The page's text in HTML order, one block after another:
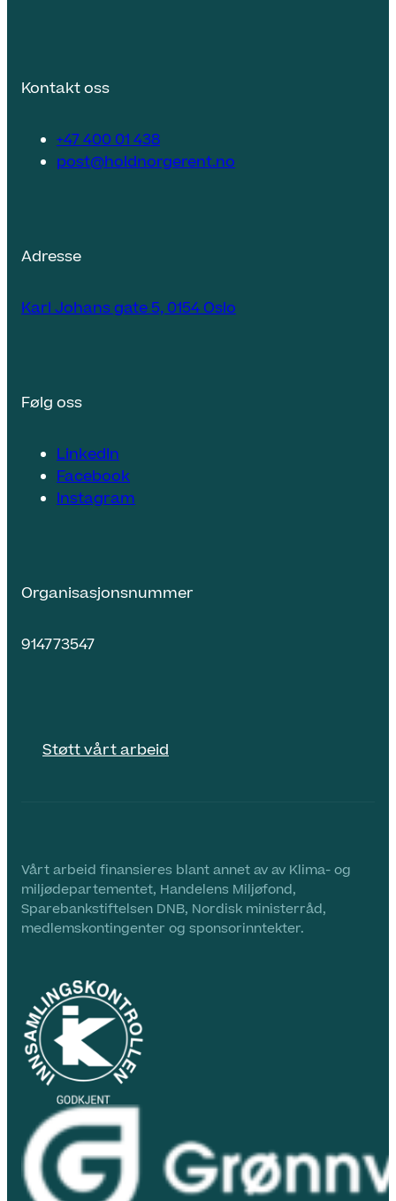
Kontakt oss
+47 400 01 438
post@holdnorgerent.no
Adresse
Karl Johans gate 5, 0154 Oslo
Følg oss
LinkedIn
Facebook
Instagram
Organisasjonsnummer
914773547
Støtt vårt arbeid
Vårt arbeid finansieres blant annet av av Klima- og
miljødepartementet, Handelens Miljøfond,
Sparebankstiftelsen DNB, Nordisk ministerråd,
medlemskontingenter og sponsorinntekter.